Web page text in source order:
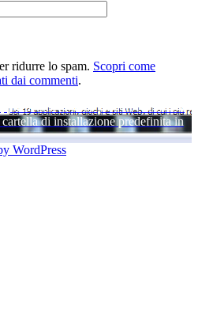
ridurre lo spam. Scopri come
dai commenti.
di terze parti in Facebook
di installazione predefinita in
WordPress